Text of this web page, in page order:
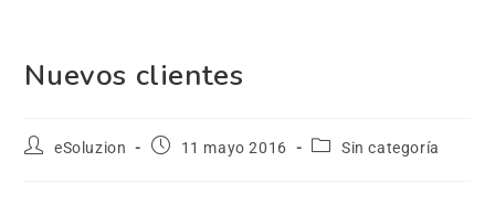
Nuevos clientes
eSoluzion 11 mayo 2016 Sin categoría